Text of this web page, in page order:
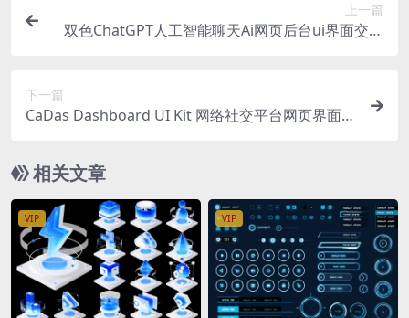
上一篇
双色ChatGPT人工智能聊天Ai网页后台ui界面交互
下一篇
CaDas Dashboard UI Kit 网络社交平台网页界面客
相关文章
VIP VIP